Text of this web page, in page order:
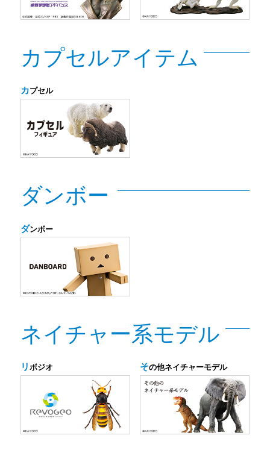
カプセルアイテム
カプセル
ダンボー
ダンボー
ネイチャー系モデル
リ ボジオ その他ネイチャーモデル